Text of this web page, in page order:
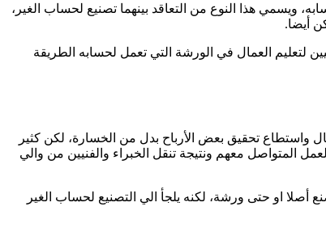
ويسمي هذا النوع من التعاقد بينهما تصنيع لحساب الغير،
أيضا.
لتعليم العمال في الورشة التي تعمل لحسابه الطريقة
واستطاع تحقيق بعض الأرباح بدل من الخسارة، لكن كثير
المتواصل معهم ونتيجة تنقل الخبراء والفنيين من والي
أصلا او حتى ورشة، لكنه يلجأ الي التصنيع لحساب الغير